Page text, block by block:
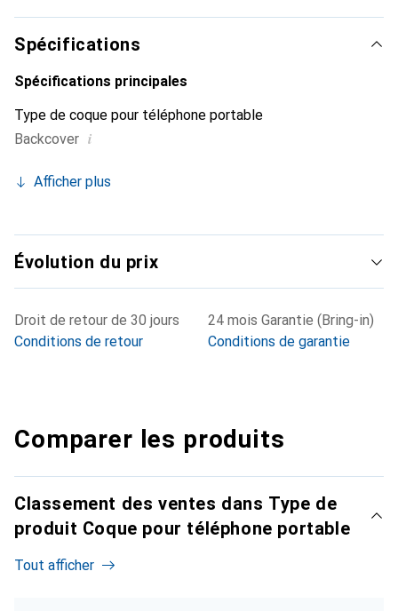
marque Noreve est un choix sûr pour une clientèle
exigeante.
Spécifications
Spécifications principales
Type de coque pour téléphone portable
Backcover i
Afficher plus
Évolution du prix
Droit de retour de 30 jours
Conditions de retour
24 mois Garantie (Bring-in)
Conditions de garantie
Comparer les produits
Classement des ventes dans Type de
produit Coque pour téléphone portable
Tout afficher